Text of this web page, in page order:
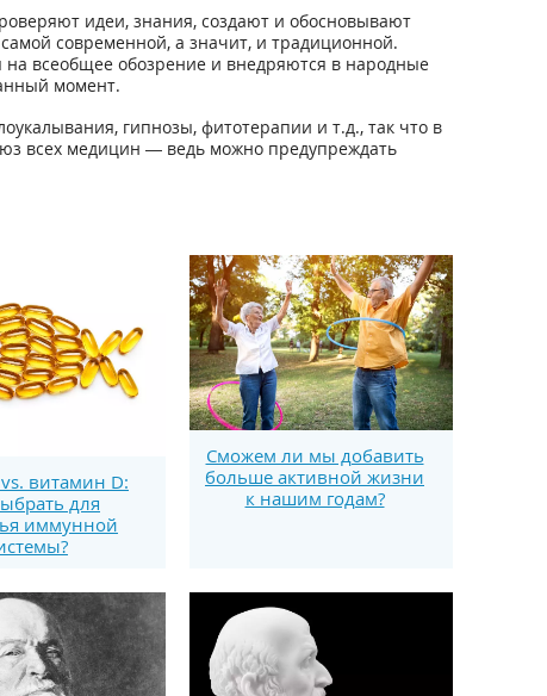
идеи, знания, создают и обосновывают
современной, а значит, и традиционной.
всеобщее обозрение и внедряются в народные
момент.
гипнозы, фитотерапии и т.д., так что в
всех медицин — ведь можно предупреждать
витамин D:
для
иммунной
Сможем ли мы добавить
больше активной жизни
к нашим годам?